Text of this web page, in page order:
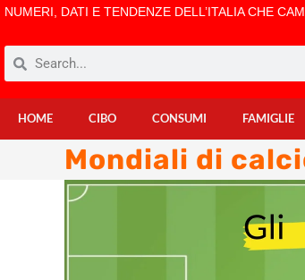
NUMERI, DATI E TENDENZE DELL’ITALIA CHE
HOME CIBO CONSUMI FAMIGLIE
Mondiali di